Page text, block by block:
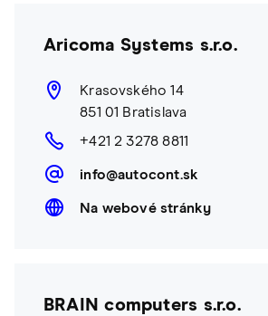
Aricoma Systems s.r.o.
Krasovského 14
851 01 Bratislava
+421 2 3278 8811
info@autocont.sk
Na webové stránky
BRAIN computers s.r.o.